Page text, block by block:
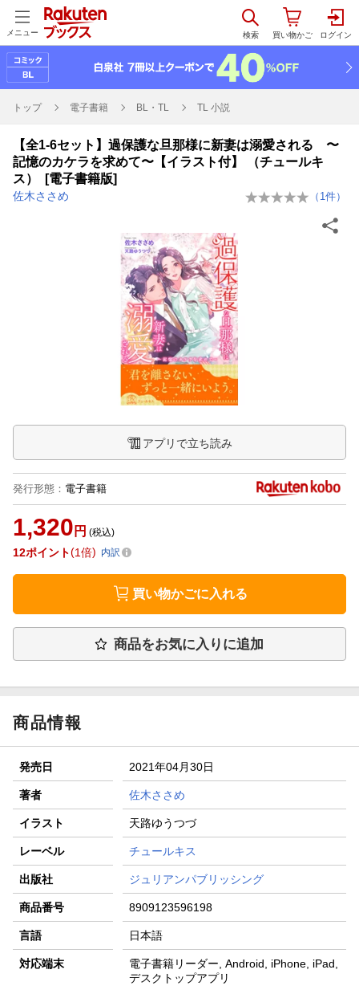
メニュー
トップ 電子書籍 BL・TL TL 小説
【全1-6セット】過保護な旦那様に新妻は溺愛される 〜
記憶のカケラを求めて〜【イラスト付】 （チュールキ
ス） [電子書籍版]
佐木ささめ （ 1 件）
アプリで立ち読み
発行形態 ： 電子書籍
1,320 円 (税込)
12ポイント 1倍 内訳
買い物かごに入れる
商品をお気に入りに追加
商品情報
発売日 2021年04月30日
著者 佐木ささめ
イラスト 天路ゆうつづ
レーベル チュールキス
出版社 ジュリアンパブリッシング
商品番号 8909123596198
言語 日本語
対応端末
電子書籍リーダー, Android, iPhone, iPad,
デスクトップアプリ